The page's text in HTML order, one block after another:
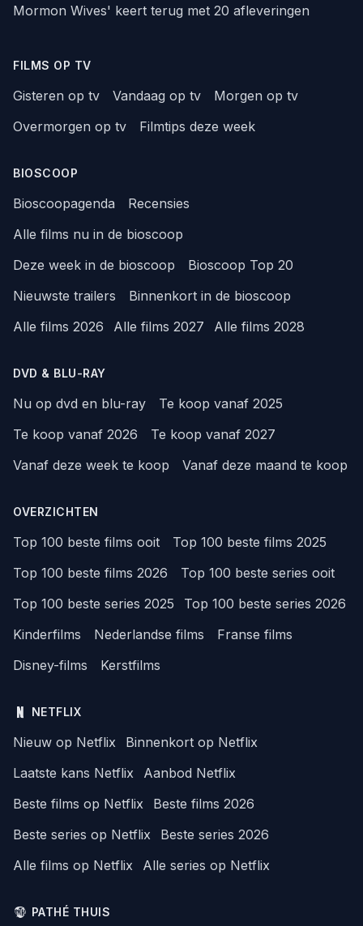
Mormon Wives' keert terug met 20 afleveringen
FILMS OP TV
Gisteren op tv Vandaag op tv
Morgen op tv
Overmorgen op tv
Filmtips deze week
BIOSCOOP
Bioscoopagenda
Recensies
Alle films nu in de bioscoop
Deze week in de bioscoop
Bioscoop Top 20
Nieuwste trailers
Binnenkort in de bioscoop
Alle films 2026
Alle films 2027 Alle films 2028
DVD & BLU-RAY
Nu op dvd en blu-ray
Te koop vanaf 2025
Te koop vanaf 2026
Te koop vanaf 2027
Vanaf deze week te koop
Vanaf deze maand te koop
OVERZICHTEN
Top 100 beste films ooit
Top 100 beste films 2025
Top 100 beste films 2026
Top 100 beste series ooit
Top 100 beste series 2025
Top 100 beste series 2026
Kinderfilms
Nederlandse films
Franse films
Disney-films
Kerstfilms
NETFLIX
Nieuw op Netflix
Binnenkort op Netflix
Laatste kans Netflix
Aanbod Netflix
Beste films op Netflix
Beste films 2026
Beste series op Netflix
Beste series 2026
Alle films op Netflix
Alle series op Netflix
PATHÉ THUIS